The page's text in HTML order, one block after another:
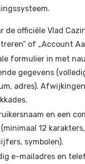
de officiële Vlad
of „Account
formulier in met
gegevens
adres).
en een
12
symbolen).
e-mailadres en